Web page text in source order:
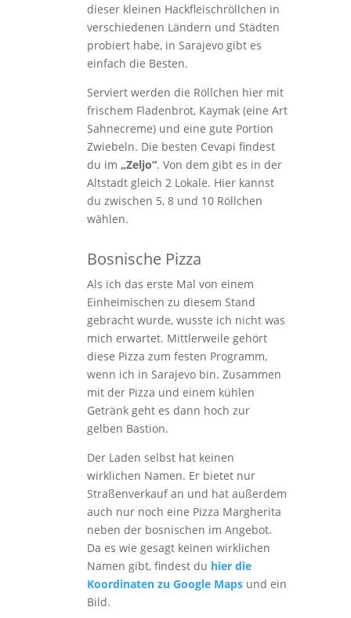
dieser kleinen Hackfleischröllchen in
verschiedenen Ländern und Städten
probiert habe, in Sarajevo gibt es
einfach die Besten.
Serviert werden die Röllchen hier mit
frischem Fladenbrot, Kaymak (eine Art
Sahnecreme) und eine gute Portion
Zwiebeln. Die besten Cevapi findest
du im „Zeljo“. Von dem gibt es in der
Altstadt gleich 2 Lokale. Hier kannst
du zwischen 5, 8 und 10 Röllchen
wählen.
Bosnische Pizza
Als ich das erste Mal von einem
Einheimischen zu diesem Stand
gebracht wurde, wusste ich nicht was
mich erwartet. Mittlerweile gehört
diese Pizza zum festen Programm,
wenn ich in Sarajevo bin. Zusammen
mit der Pizza und einem kühlen
Getränk geht es dann hoch zur
gelben Bastion.
Der Laden selbst hat keinen
wirklichen Namen. Er bietet nur
Straßenverkauf an und hat außerdem
auch nur noch eine Pizza Margherita
neben der bosnischen im Angebot.
Da es wie gesagt keinen wirklichen
Namen gibt, findest du hier die
Koordinaten zu Google Mapsund ein
Bild.